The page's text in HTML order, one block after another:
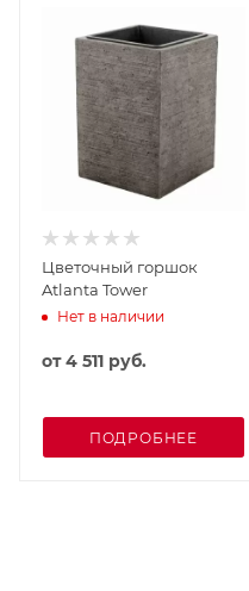
Цветочный горшок
Atlanta Tower
Нет в наличии
от4 511 руб.
ПОДРОБНЕЕ